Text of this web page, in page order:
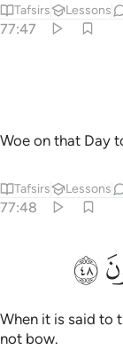
Tafsirs Lessons
77:47
Woe on that Day
Tafsirs Lessons
77:48
ﳗ
When it is said to
not bow.